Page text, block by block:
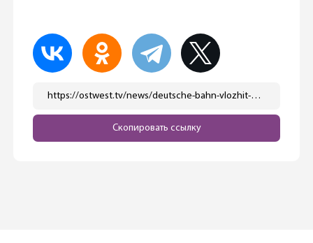
https://ostwest.tv/news/deutsche-bahn-vlozhit-50-mln-evro-v-informirovanie-passazhirov/
Скопировать ссылку